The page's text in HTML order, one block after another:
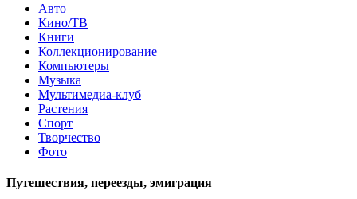
Авто
Кино/ТВ
Книги
Коллекционирование
Компьютеры
Музыка
Мультимедиа-клуб
Растения
Спорт
Творчество
Фото
Путешествия, переезды, эмиграция